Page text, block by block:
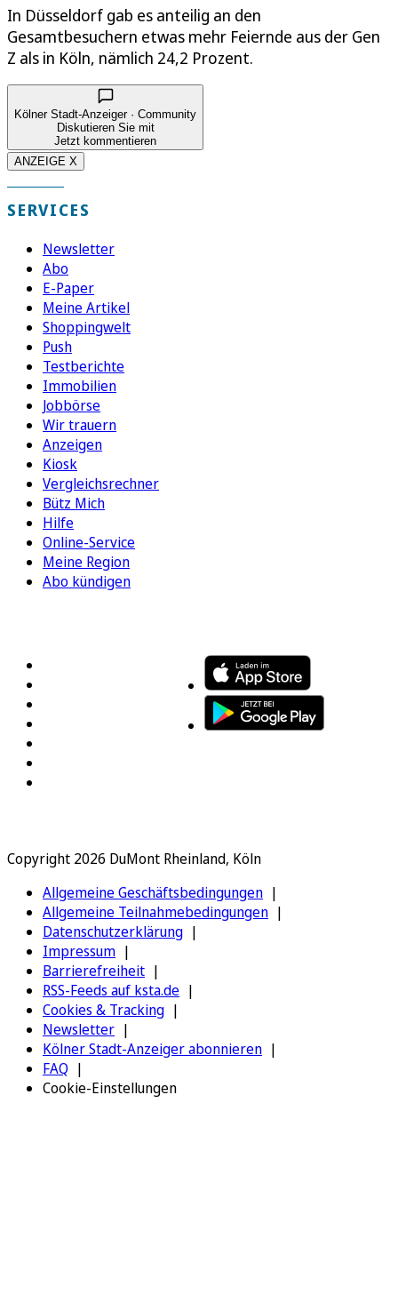
In Düsseldorf gab es anteilig an den
Gesamtbesuchern etwas mehr Feiernde aus der Gen
Z als in Köln, nämlich 24,2 Prozent.
Kölner Stadt-Anzeiger · Community
Diskutieren Sie mit
Jetzt kommentieren
ANZEIGE X
SERVICES
Newsletter
Abo
E-Paper
Meine Artikel
Shoppingwelt
Push
Testberichte
Immobilien
Jobbörse
Wir trauern
Anzeigen
Kiosk
Vergleichsrechner
Bütz Mich
Hilfe
Online-Service
Meine Region
Abo kündigen
Copyright 2026 DuMont Rheinland, Köln
Allgemeine Geschäftsbedingungen
Allgemeine Teilnahmebedingungen
Datenschutzerklärung
Impressum
Barrierefreiheit
RSS-Feeds auf ksta.de
Cookies & Tracking
Newsletter
Kölner Stadt-Anzeiger abonnieren
FAQ
Cookie-Einstellungen